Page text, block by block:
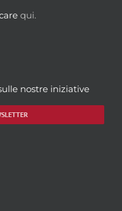
qui.
nostre iniziative